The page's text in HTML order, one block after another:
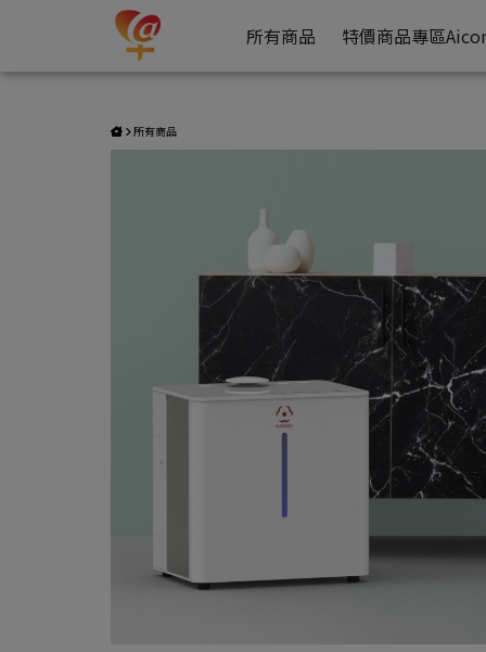
雙人共享四合一旗艦氫呼吸機(NK1000) | 917愛加倍
所有商品 特價商品專區
所有商品